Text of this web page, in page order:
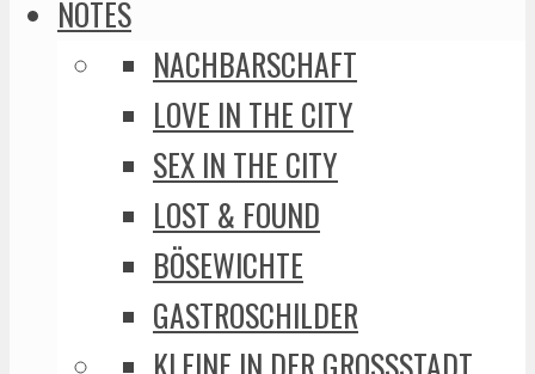
NOTES
NACHBARSCHAFT
LOVE IN THE CITY
SEX IN THE CITY
LOST & FOUND
BÖSEWICHTE
GASTROSCHILDER
KLEINE IN DER GROSSSTADT